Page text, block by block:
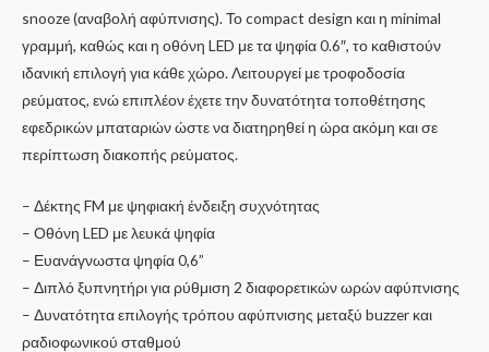
snooze (αναβολή αφύπνισης). Το compact design και η minimal
γραμμή, καθώς και η οθόνη LED με τα ψηφία 0.6″, το καθιστούν
ιδανική επιλογή για κάθε χώρο. Λειτουργεί με τροφοδοσία
ρεύματος, ενώ επιπλέον έχετε την δυνατότητα τοποθέτησης
εφεδρικών μπαταριών ώστε να διατηρηθεί η ώρα ακόμη και σε
περίπτωση διακοπής ρεύματος.
– Δέκτης FM με ψηφιακή ένδειξη συχνότητας
– Οθόνη LED με λευκά ψηφία
– Ευανάγνωστα ψηφία 0,6”
– Διπλό ξυπνητήρι για ρύθμιση 2 διαφορετικών ωρών αφύπνισης
– Δυνατότητα επιλογής τρόπου αφύπνισης μεταξύ buzzer και
ραδιοφωνικού σταθμού